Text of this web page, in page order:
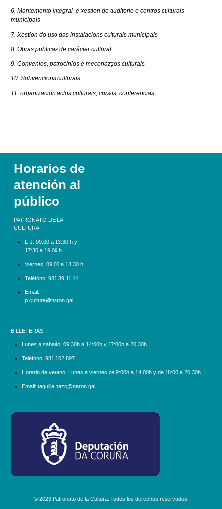
6. Mantemento integral e xestion de auditorio e centros culturais
municipais
7. Xestion do uso das instalacions culturais municipais
8. Obras publicas de carácter cultural
9. Convenios, patrocinios e mecenazgos culturais
10. Subvencions culturais
11. organización actos culturais, cursos, conferencias…
Horarios de
atención al
público
PATRONATO DE LA
CULTURA
L-J: 09:00 a 13:30 h y
17:30 a 19:00 h
Viernes: 09:00 a 13:30 h.
Teléfono: 981 39 11 44
Email:
p.cultura@naron.gal
BILLETERAS
Lunes a sábado: 09:30h a 14:00h y 17:00h a 20:30h
Teléfono: 981 102 897
Horario de verano: Lunes a viernes de 9:00h a 14:00h y de 18:00 a 20:30h.
Email: taquilla.pazo@naron.gal
logo_depcoruna.png
© 2023 Patronato de la Cultura. Todos los derechos reservados.